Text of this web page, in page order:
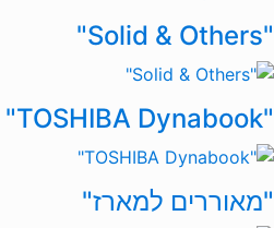
"Solid & Others"
"TOSHIBA Dynabook"
"מאוררים למארז"